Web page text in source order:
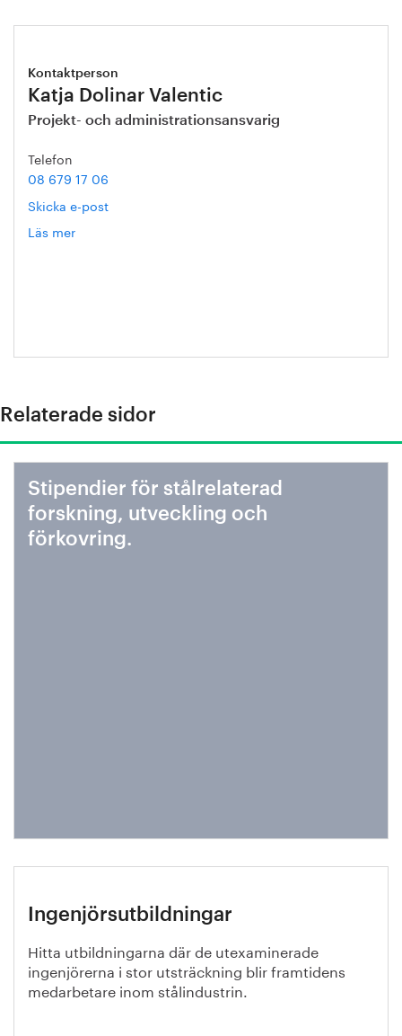
Kontaktperson
Katja Dolinar Valentic
Projekt- och administrationsansvarig
Telefon
08 679 17 06
Skicka e-post
Läs mer
Relaterade sidor
Stipendier för stålrelaterad
forskning, utveckling och
förkovring.
Ingenjörsutbildningar
Hitta utbildningarna där de utexaminerade
ingenjörerna i stor utsträckning blir framtidens
medarbetare inom stålindustrin.